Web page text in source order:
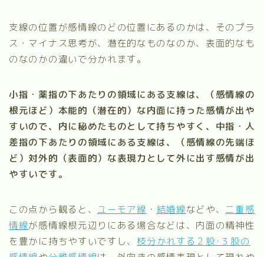
支線の位置が感情線のどの位置にあるのかは、そのプラ
ス・マイナス思考が、潜在的なものなのか、表面的なも
のなのかの違いで分かれます。
小指・薬指の下あたりの領域にある支線は、（感情線の
根元ほど）本能的（潜在的）な内面に持った感情が出や
すいので、内に秘めたものとして持ちやすく、中指・人
差指の下あたりの領域にある支線は、（感情線の先端ほ
ど）対外的（表面的）な表現力として外に出す感情が出
やすいです。
この点から観ると、 ユーモア線 ・ 結婚線などや、 二重感
情線が感情線根元辺りにある場合などは、内面の精神性
を豊かに持ちやすいですし、 枝分かれする２股･３股の